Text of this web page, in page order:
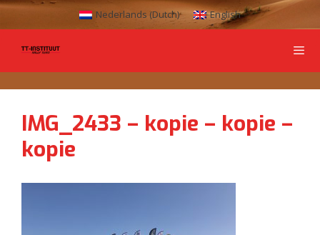
Nederlands (Dutch) English
IMG_2433 – kopie – kopie –
kopie